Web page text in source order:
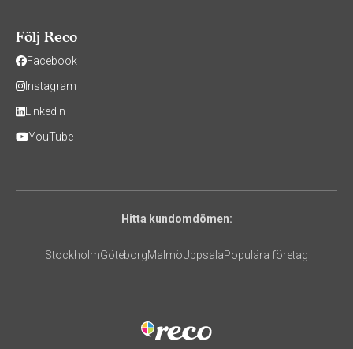
Följ Reco
Facebook
Instagram
LinkedIn
YouTube
Hitta kundomdömen:
StockholmGöteborgMalmöUppsalaPopulära företag